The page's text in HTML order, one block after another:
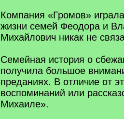
Компания «Громов»
жизни семей Феодора и
Михайлович никак не
Семейная история о
получила большое
преданиях. В отличие от
воспоминаний или
Михаиле».